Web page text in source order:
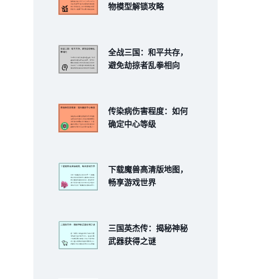
物模型解锁攻略
全战三国：和平共存，
避免劫掠者乱拳相向
传染病伤害程度：如何
确定中心等级
下载魔兽高清版地图，
畅享游戏世界
三国英杰传：揭秘神秘
武器获得之谜